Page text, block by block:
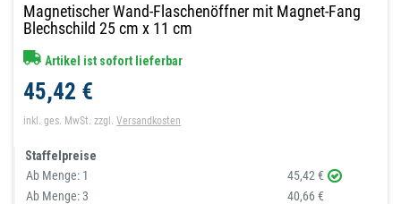
Magnetischer Wand-Flaschenöffner mit Magnet-Fang
Blechschild 25 cm x 11 cm
Artikel ist sofort lieferbar
45,42 €
inkl. ges. MwSt. zzgl.Versandkosten
Staffelpreise
Ab Menge: 1
45,42 €
Ab Menge:3
40,66 €